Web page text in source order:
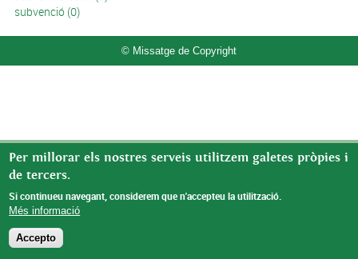
subvenció (0)
© Missatge de Copyright
Per millorar els nostres serveis utilitzem galetes pròpies i
de tercers.
Si continueu navegant, considerem que n'accepteu la utilització.
Més informació
Accepto